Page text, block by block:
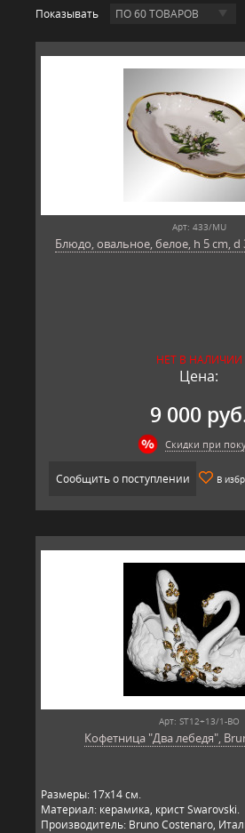
Показывать ПО 60 ТОВАРОВ
Арт: 433/MU
Блюдо, овальное, белое, h 5 cm, d
НЕТ В НАЛИЧИИ
Цена:
9 000
Скидки при
Сообщить о поступлении В
Арт: ST12+13/1-BO
Кофетница "Два лебедя",
Размеры: 17х14 см.
Материал: керамика, крист Swarovski.
Производитель: Bruno Costenaro,